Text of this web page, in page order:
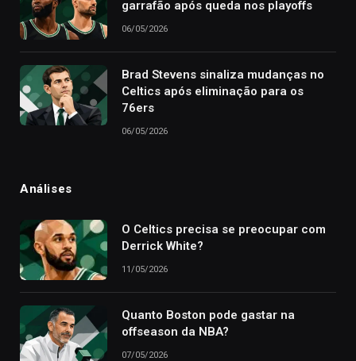
garrafão após queda nos playoffs
06/05/2026
Brad Stevens sinaliza mudanças no
Celtics após eliminação para os
76ers
06/05/2026
Análises
O Celtics precisa se preocupar com
Derrick White?
11/05/2026
Quanto Boston pode gastar na
offseason da NBA?
07/05/2026